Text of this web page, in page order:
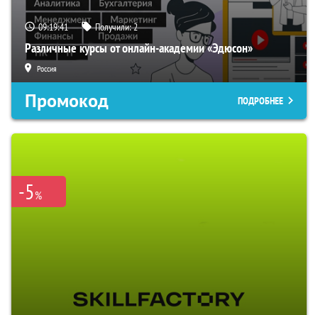
09:19:40 Получили:2
Различные курсы от онлайн-академии «Эдюсон»
Россия
Промокод ПОДРОБНЕЕ
-5%